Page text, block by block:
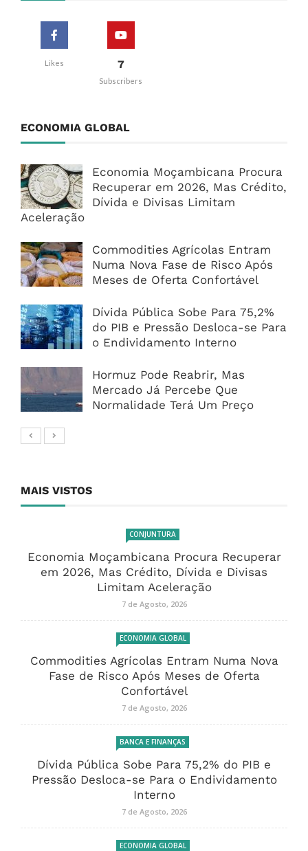
Likes 7
Subscribers
ECONOMIA GLOBAL
Economia Moçambicana Procura
Recuperar em 2026, Mas Crédito,
Dívida e Divisas Limitam
Aceleração
Commodities Agrícolas Entram
Numa Nova Fase de Risco Após
Meses de Oferta Confortável
Dívida Pública Sobe Para 75,2%
do PIB e Pressão Desloca-se Para
o Endividamento Interno
Hormuz Pode Reabrir, Mas
Mercado Já Percebe Que
Normalidade Terá Um Preço
MAIS VISTOS
CONJUNTURA
Economia Moçambicana Procura Recuperar
em 2026, Mas Crédito, Dívida e Divisas
Limitam Aceleração
7 de Agosto, 2026
ECONOMIA GLOBAL
Commodities Agrícolas Entram Numa Nova
Fase de Risco Após Meses de Oferta
Confortável
7 de Agosto, 2026
BANCA E FINANÇAS
Dívida Pública Sobe Para 75,2% do PIB e
Pressão Desloca-se Para o Endividamento
Interno
7 de Agosto, 2026
ECONOMIA GLOBAL